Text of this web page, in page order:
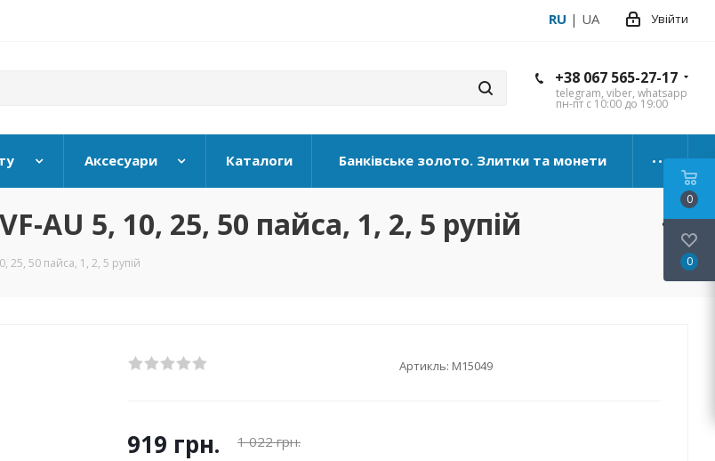
Увійти
RU | UA
+38 067 565-27-17
telegram, viber, whatsapp
пн-пт с 10:00 до 19:00
Аксесуари Каталоги Банківське золото. Злитки та монети
AU 5, 10, 25, 50 пайса, 1, 2, 5 рупій
25, 50 пайса, 1, 2, 5 рупій
Артикль: М15049
919 грн. 1 022грн.
0
0